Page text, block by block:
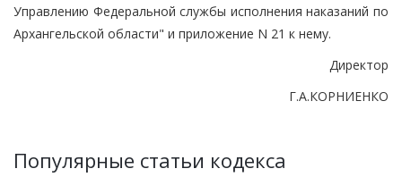
Управлению Федеральной службы исполнения наказаний по
Архангельской области" и приложение N 21 к нему.
Директор
Г.А.КОРНИЕНКО
Популярные статьи кодекса